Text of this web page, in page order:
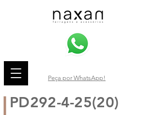
Peça por WhatsApp!
PD292-4-25(20)